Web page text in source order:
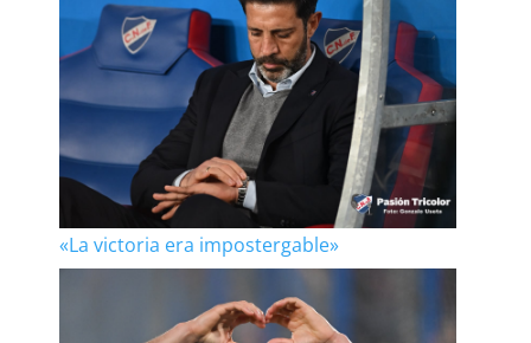
«La victoria era impostergable»